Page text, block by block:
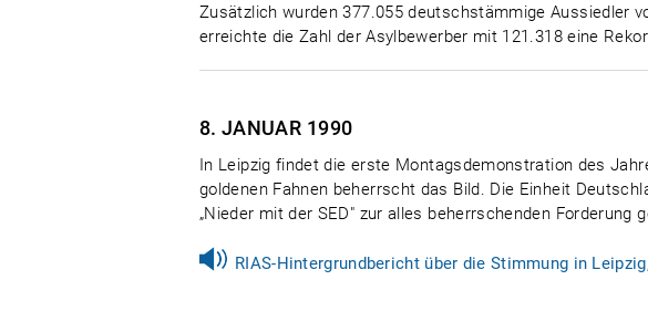
Zusätzlich wurden 377.055 deutschstämmige Aussiedler
erreichte die Zahl der Asylbewerber mit 121.318 eine
8. JANUAR 1990
In Leipzig findet die erste Montagsdemonstration des
goldenen Fahnen beherrscht das Bild. Die Einheit
„Nieder mit der SED" zur alles beherrschenden Forderung
RIAS-Hintergrundbericht über die Stimmung in